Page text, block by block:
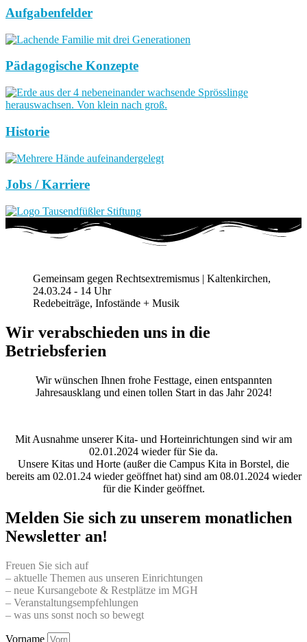
Aufgabenfelder
Pädagogische Konzepte
Historie
Jobs / Karriere
Gemeinsam gegen Rechtsextremismus | Kaltenkirchen,
24.03.24 - 14 Uhr
Redebeiträge, Infostände + Musik
Wir verabschieden uns in die
Betriebsferien
Wir wünschen Ihnen frohe Festtage, einen entspannten
Jahresausklang und einen tollen Start in das Jahr 2024!
Mit Ausnahme unserer Kita- und Horteinrichtungen sind wir am
02.01.2024 wieder für Sie da.
Unsere Kitas und Horte (außer die Campus Kita in Borstel, die
bereits am 02.01.24 wieder geöffnet hat) sind am 08.01.2024 wieder
für die Kinder geöffnet.
Melden Sie sich zu unserem monatlichen
Newsletter an!
Freuen Sie sich auf
– aktuelle Themen aus unseren Einrichtungen
– neue Kursangebote & Restplätze im MGH
– Veranstaltungsempfehlungen
– was uns sonst noch so bewegt
Vorname